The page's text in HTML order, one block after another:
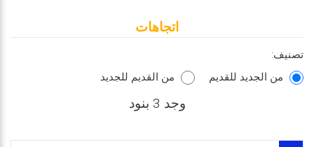
اتجاهات
تصنيف:
من الجديد للقديم
من القديم للجديد
وجد 3 بنود